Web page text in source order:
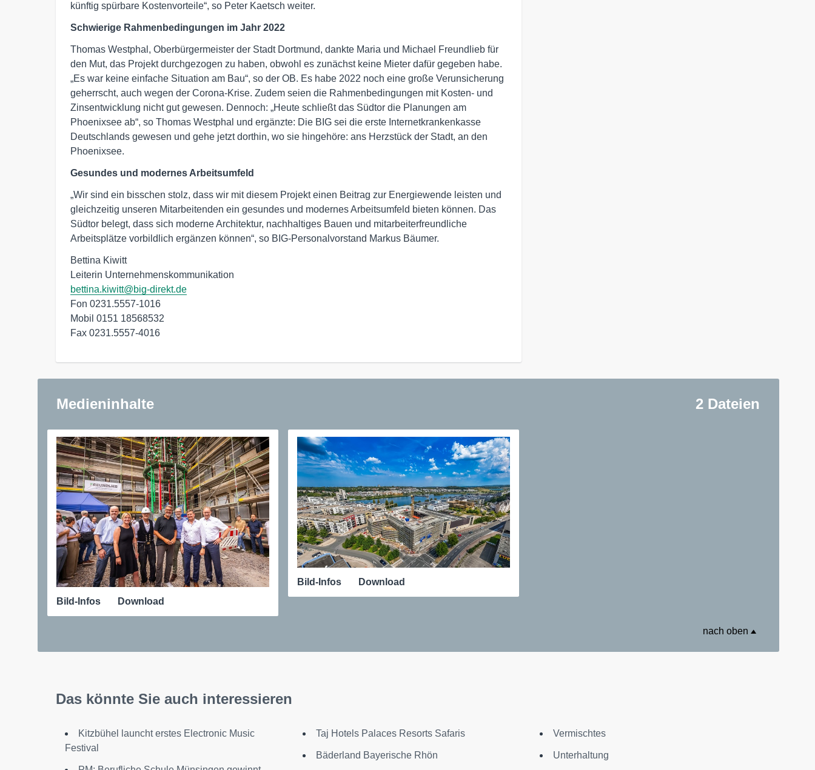
künftig spürbare Kostenvorteile“, so Peter Kaetsch weiter.
Schwierige Rahmenbedingungen im Jahr 2022
Thomas Westphal, Oberbürgermeister der Stadt Dortmund, dankte Maria und Michael Freundlieb für
den Mut, das Projekt durchgezogen zu haben, obwohl es zunächst keine Mieter dafür gegeben habe.
„Es war keine einfache Situation am Bau“, so der OB. Es habe 2022 noch eine große Verunsicherung
geherrscht, auch wegen der Corona-Krise. Zudem seien die Rahmenbedingungen mit Kosten- und
Zinsentwicklung nicht gut gewesen. Dennoch: „Heute schließt das Südtor die Planungen am
Phoenixsee ab“, so Thomas Westphal und ergänzte: Die BIG sei die erste Internetkrankenkasse
Deutschlands gewesen und gehe jetzt dorthin, wo sie hingehöre: ans Herzstück der Stadt, an den
Phoenixsee.
Gesundes und modernes Arbeitsumfeld
„Wir sind ein bisschen stolz, dass wir mit diesem Projekt einen Beitrag zur Energiewende leisten und
gleichzeitig unseren Mitarbeitenden ein gesundes und modernes Arbeitsumfeld bieten können. Das
Südtor belegt, dass sich moderne Architektur, nachhaltiges Bauen und mitarbeiterfreundliche
Arbeitsplätze vorbildlich ergänzen können“, so BIG-Personalvorstand Markus Bäumer.
Bettina Kiwitt
bettina.kiwitt@big-direkt.de
Fon 0231.5557-1016
Mobil 0151 18568532
Fax 0231.5557-4016
Medieninhalte 2 Dateien
Bild-Infos Download
Bild-Infos Download
nach oben
Das könnte Sie auch interessieren
Kitzbühel launcht erstes Electronic Music
Festival
Taj Hotels Palaces Resorts Safaris
Bäderland Bayerische Rhön
Vermischtes
Unterhaltung